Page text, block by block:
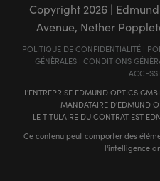
Copyright 2026| Edmund
Avenue, Nether
POLITIQUE DE CONFIDENTIALITÉ|
GÉNÈRALES| CONDITIONS
L'ENTREPRISE EDMUND OPTICS
MANDATAIRE D'EDMUND
LE TITULAIRE DU CONTRAT EST
Ce contenu peut comporter des
l'intelligence